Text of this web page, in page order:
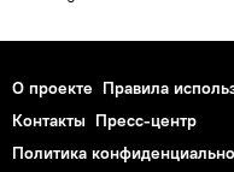
О проекте Правила
Контакты Пресс-центр
Политика